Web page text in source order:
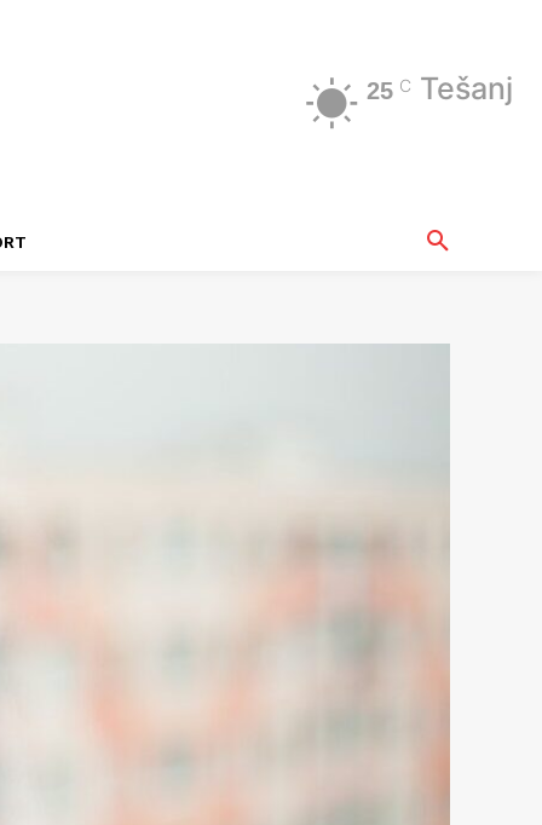
25 C Tešanj